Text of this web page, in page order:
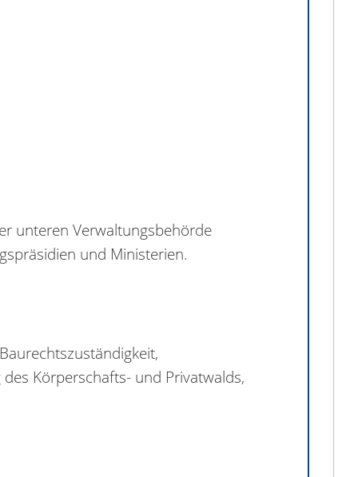
unteren Verwaltungsbehörde
und Ministerien.
Körperschafts- und Privatwalds,